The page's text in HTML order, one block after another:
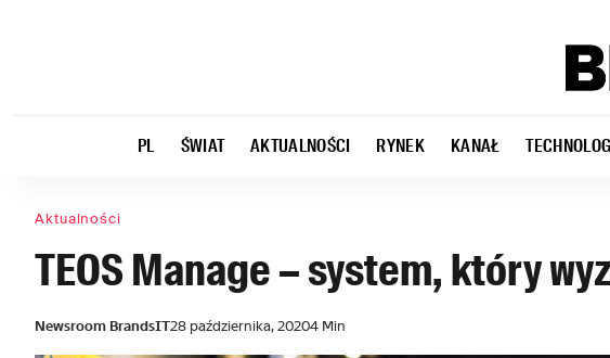
PL ŚWIAT AKTUALNOŚCI RYNEK KANAŁ
Aktualności
TEOS Manage – system, który
Newsroom BrandsIT28 października, 20204 Min